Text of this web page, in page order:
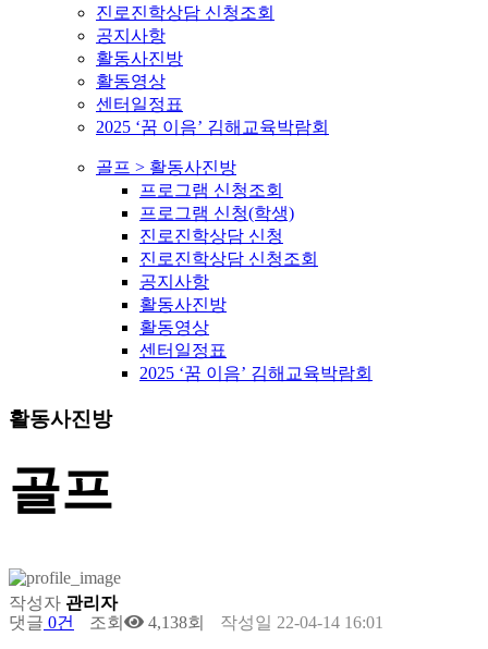
진로진학상담 신청조회
공지사항
활동사진방
활동영상
센터일정표
2025 ‘꿈 이음’ 김해교육박람회
골프 > 활동사진방
프로그램 신청조회
프로그램 신청(학생)
진로진학상담 신청
진로진학상담 신청조회
공지사항
활동사진방
활동영상
센터일정표
2025 ‘꿈 이음’ 김해교육박람회
활동사진방
골프
작성자 관리자
댓글 0건 조회 4,138회 작성일 22-04-14 16:01